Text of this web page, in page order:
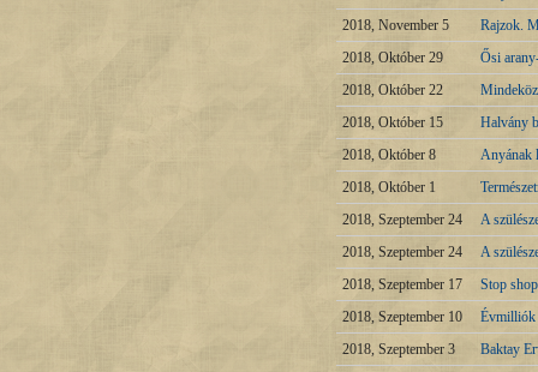
2018, November 5
Rajzok.
2018, Október 29
Ősi
2018, Október 22
2018, Október 15
Halvány
2018, Október 8
Anyának
2018, Október 1
2018, Szeptember 24
A
2018, Szeptember 24
A
2018, Szeptember 17
Stop
2018, Szeptember 10
Évmilliók
2018, Szeptember 3
Baktay